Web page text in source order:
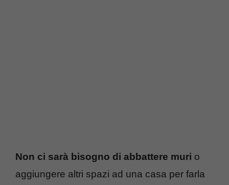
Non ci sarà bisogno di abbattere muri o
aggiungere altri spazi ad una casa per farla